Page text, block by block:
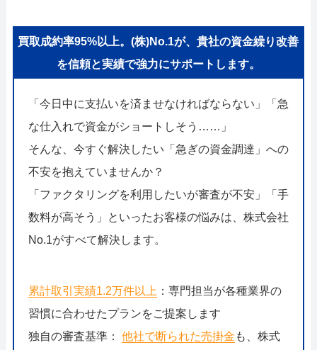
買取成約率95%以上。(株)No.1が、貴社の資金繰り改善
を信頼と実績で強力にサポートします。
「今日中に支払いを済ませなければならない」「急
な仕入れで資金がショートしそう……」
そんな、今すぐ解決したい「急ぎの資金調達」への
不安を抱えていませんか？
「ファクタリングを利用したいが審査が不安」「手
数料が高そう」といったお客様の悩みは、株式会社
No.1がすべて解決します。
累計取引実績1.2万件以上 ：専門担当が各種業界の
習慣に合わせたプランをご提案します
独自の審査基準： 他社で断られた売掛金 も、株式